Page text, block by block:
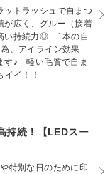
ットラッシュで自まつ
が広く、グルー（接着
い持続力◎ 1本の自
、アイライン効果
す♪ 軽い毛質で自ま
イ！！
持続！【LEDスー
特別な日のために印